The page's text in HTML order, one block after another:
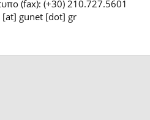
(fax): (+30) 210.727.5601
gunet [dot] gr